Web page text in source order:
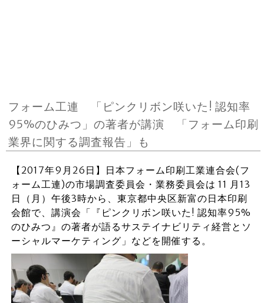
フォーム工連 「ピンクリボン咲いた! 認知率
95%のひみつ」の著者が講演 「フォーム印刷
業界に関する調査報告」も
【2017年9月26日】日本フォーム印刷工業連合会(フ
ォーム工連)の市場調査委員会・業務委員会は 11 月13
日（月）午後3時から、東京都中央区新富の日本印刷
会館で、講演会「『ピンクリボン咲いた! 認知率95%
のひみつ』の著者が語るサステイナビリティ経営とソ
ーシャルマーケティング」などを開催する。